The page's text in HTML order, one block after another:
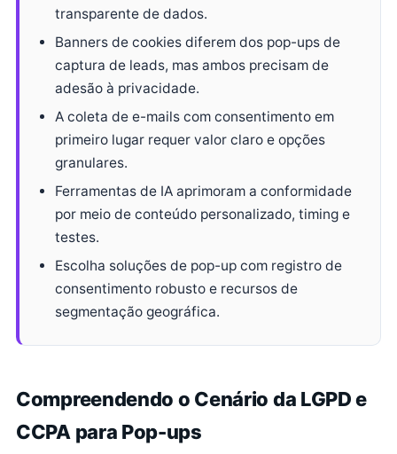
transparente de dados.
Banners de cookies diferem dos pop-ups de
captura de leads, mas ambos precisam de
adesão à privacidade.
A coleta de e-mails com consentimento em
primeiro lugar requer valor claro e opções
granulares.
Ferramentas de IA aprimoram a conformidade
por meio de conteúdo personalizado, timing e
testes.
Escolha soluções de pop-up com registro de
consentimento robusto e recursos de
segmentação geográfica.
Compreendendo o Cenário da LGPD e
CCPA para Pop-ups